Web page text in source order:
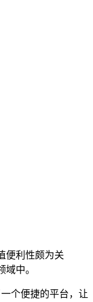
便利性颇为关
中。
个便捷的平台，让